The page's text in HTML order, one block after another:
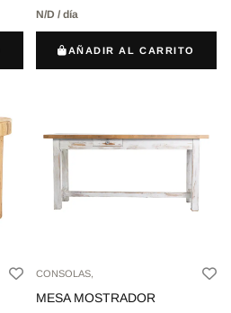
N/D / día
AÑADIR AL CARRITO
CONSOLAS,
MESA MOSTRADOR